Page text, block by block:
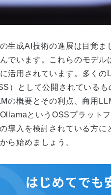
生成AI技術の進展は目覚
でいます。これらのモデ
活用されています。多く
）として公開されている
の概要とその利点、商用
というOSSプラット
導入を検討されている方
ら始めましょう。